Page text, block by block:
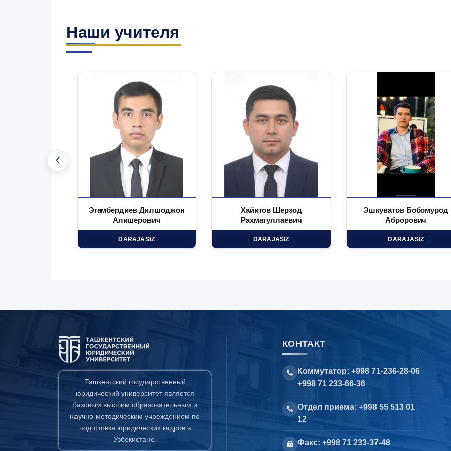
Наши учителя
Эгамбердиев Дилшоджон
Алишерович
DARAJASIZ
Хайитов Шерзод
Рахматуллаевич
DARAJASIZ
Эшкуватов Бобомурод
Аброрович
DARAJASIZ
‹
Ташкентский государственный
юридический университет является
базовым высшим образовательным и
научно-методическим учреждением по
подготовке юридических кадров в
Узбекистане.
КОНТАКТ
Коммутатор: +998 71-236-28-06
+998 71 233-66-36
Отдел приема: +998 55 513 01
12
Факс: +998 71 233-37-48